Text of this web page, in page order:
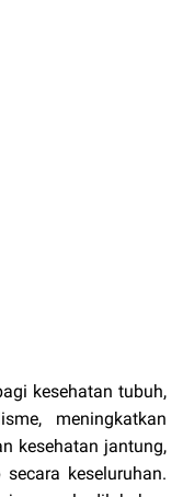
kesehatan tubuh,
meningkatkan
kesehatan jantung,
keseluruhan.